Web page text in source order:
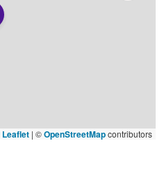
Leaflet | ©OpenStreetMapcontributors